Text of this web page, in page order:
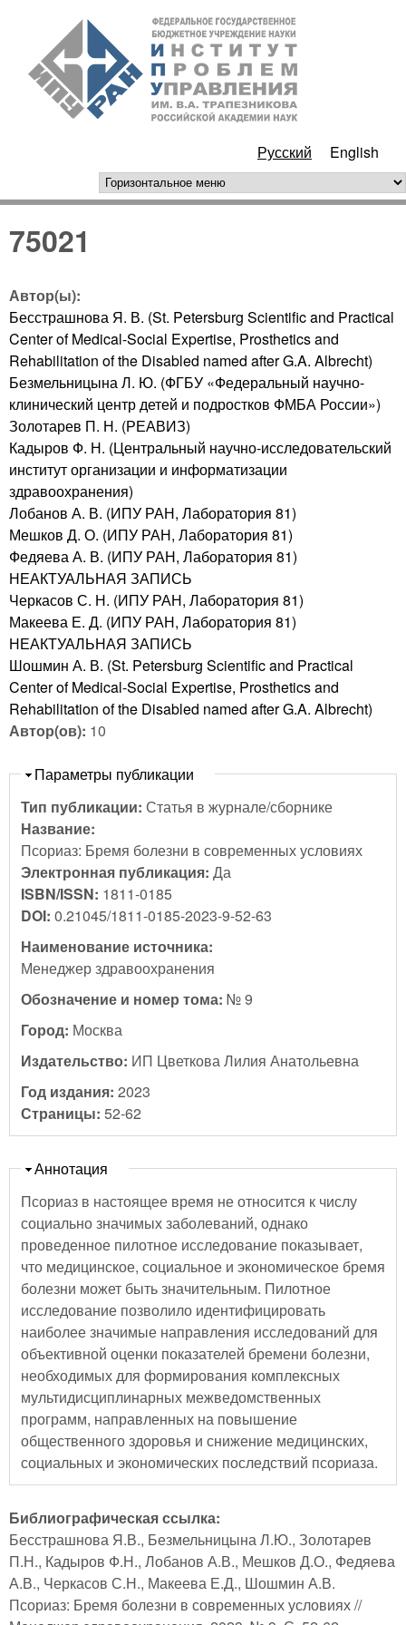
Перейти к основному
содержанию
РАН
Русский English
горизонтальное меню
75021
Автор(ы):
Бесстрашнова Я. В. (St. Petersburg Scientific and Practical
Center of Medical-Social Expertise, Prosthetics and
Rehabilitation of the Disabled named after G.A. Albrecht)
Безмельницына Л. Ю. (ФГБУ «Федеральный научно-
клинический центр детей и подростков ФМБА России»)
Золотарев П. Н. (РЕАВИЗ)
Кадыров Ф. Н. (Центральный научно-исследовательский
институт организации и информатизации
здравоохранения)
Лобанов А. В. (ИПУ РАН, Лаборатория 81)
Мешков Д. О. (ИПУ РАН, Лаборатория 81)
Федяева А. В. (ИПУ РАН, Лаборатория 81)
НЕАКТУАЛЬНАЯ ЗАПИСЬ
Черкасов С. Н. (ИПУ РАН, Лаборатория 81)
Макеева Е. Д. (ИПУ РАН, Лаборатория 81)
НЕАКТУАЛЬНАЯ ЗАПИСЬ
Шошмин А. В. (St. Petersburg Scientific and Practical
Center of Medical-Social Expertise, Prosthetics and
Rehabilitation of the Disabled named after G.A. Albrecht)
Автор(ов): 10
Скрыть
Параметры публикации
Тип публикации: Статья в журнале/сборнике
Название:
Псориаз: Бремя болезни в современных условиях
Электронная публикация: Да
ISBN/ISSN: 1811-0185
DOI: 0.21045/1811-0185-2023-9-52-63
Наименование источника:
Менеджер здравоохранения
Обозначение и номер тома: № 9
Город: Москва
Издательство: ИП Цветкова Лилия Анатольевна
Год издания: 2023
Страницы: 52-62
Скрыть
Аннотация
Псориаз в настоящее время не относится к числу
социально значимых заболеваний, однако
проведенное пилотное исследование показывает,
что медицинское, социальное и экономическое бремя
болезни может быть значительным. Пилотное
исследование позволило идентифицировать
наиболее значимые направления исследований для
объективной оценки показателей бремени болезни,
необходимых для формирования комплексных
мультидисциплинарных межведомственных
программ, направленных на повышение
общественного здоровья и снижение медицинских,
социальных и экономических последствий псориаза.
Библиографическая ссылка:
Бесстрашнова Я.В., Безмельницына Л.Ю., Золотарев
П.Н., Кадыров Ф.Н., Лобанов А.В., Мешков Д.О., Федяева
А.В., Черкасов С.Н., Макеева Е.Д., Шошмин А.В.
Псориаз: Бремя болезни в современных условиях //